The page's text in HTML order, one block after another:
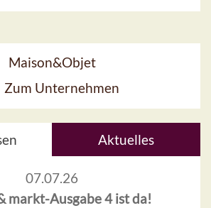
Maison&Objet
Zum Unternehmen
Aktuelles
07.07.26
markt-Ausgabe 4 ist da!